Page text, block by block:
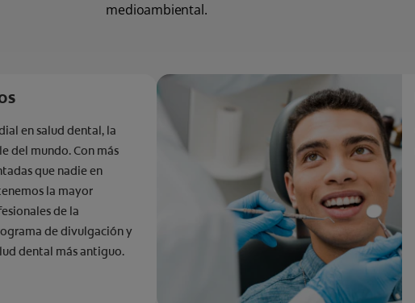
medioambiental.
en salud dental, la
del mundo. Con más
que nadie en
la mayor
de la
de divulgación y
dental más antiguo.